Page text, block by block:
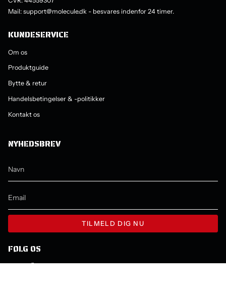
Mail: support@molecule.dk - besvares indenfor 24 timer.
KUNDESERVICE
Om os
Produktguide
Bytte & retur
Handelsbetingelser & -politikker
Kontakt os
NYHEDSBREV
TILMELD DIG NU
FØLG OS
InstagramFacebookYouTube